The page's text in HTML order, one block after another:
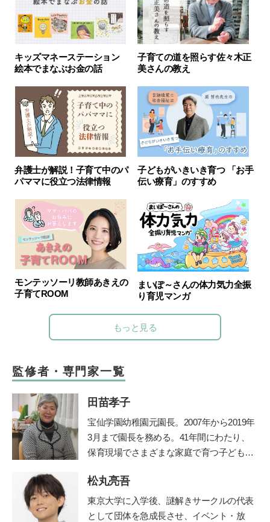
キッズマネーステーション
絵本でまなぶお金の話
子育ての道を照らす佐々木正
美さんの教え
弁護士が解説！子育て中のパ
パママに役立つ法律情報
子どもがいきいき育つ 「お手
伝い療育」のすすめ
モンテッソーリ教師あきえの
子育てROOM
まいぽ～さんの体力気力全振
り育児マンガ
もっと見る
監修者・専門家一覧
田苗孝子
宝仙学園幼稚園元園長。2007年から2019年
3月まで園長を務める。41年間にわたり、
保育現場でさまざまな家庭で育つ子どもと
定評がある。豊かな経験を活かして、『幼
稚園』（小学館刊）で育児相談コーナーを
担当。子育て中のママたちに温かなメッセ
松丸亮吾
東京大学に入学後、謎解きサークルの代表
として団体を急成長させ、イベント・放